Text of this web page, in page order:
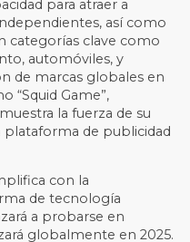
para atraer a
así como
categorías clave como
automóviles, y
de marcas globales en
“Squid Game”,
la fuerza de su
de publicidad
con la
de tecnología
a probarse en
globalmente en 2025.